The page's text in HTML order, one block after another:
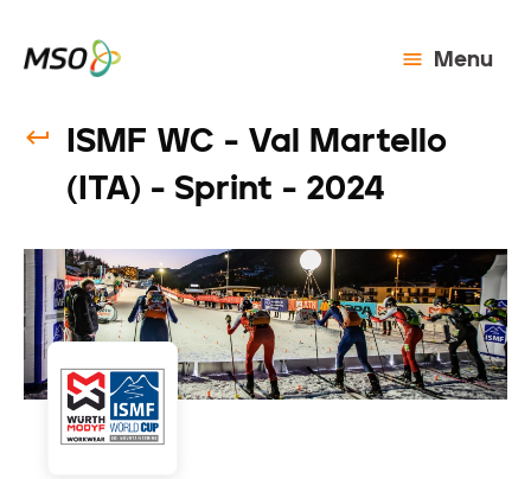
Menu
ISMF WC - Val Martello
(ITA) - Sprint - 2024